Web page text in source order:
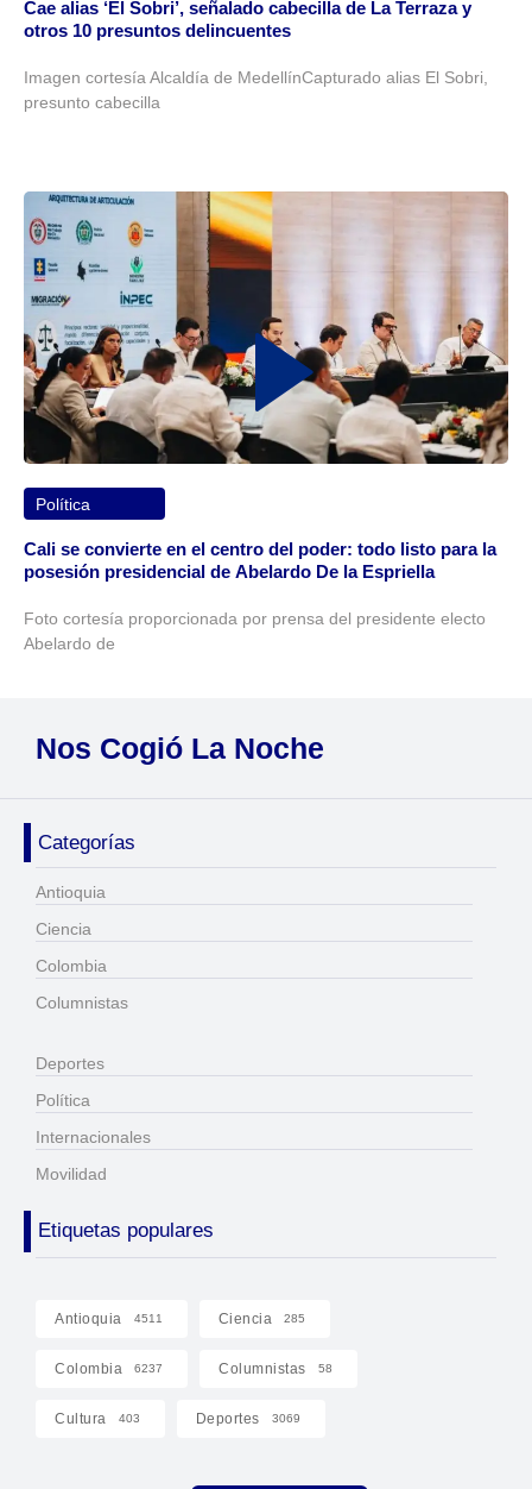
Cae alias ‘El Sobri’, señalado cabecilla de La Terraza y
otros 10 presuntos delincuentes
Imagen cortesía Alcaldía de MedellínCapturado alias El Sobri,
presunto cabecilla
Política
Cali se convierte en el centro del poder: todo listo para la
posesión presidencial de Abelardo De la Espriella
Foto cortesía proporcionada por prensa del presidente electo
Abelardo de
Nos Cogió La Noche
Categorías
Antioquia
Ciencia
Colombia
Columnistas
Deportes
Política
Internacionales
Movilidad
Etiquetas populares
Antioquia 4511 Ciencia 285
Colombia 6237 Columnistas 58
Cultura 403 Deportes 3069